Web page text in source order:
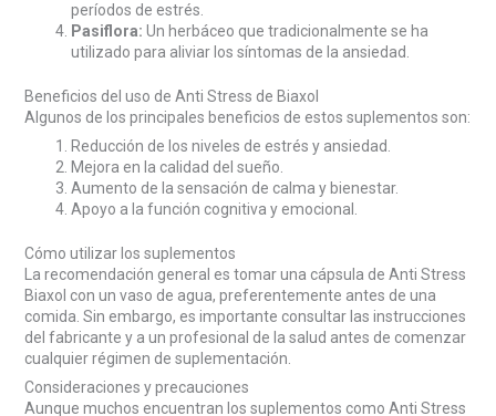
períodos de estrés.
Pasiflora: Un herbáceo que tradicionalmente se ha
utilizado para aliviar los síntomas de la ansiedad.
Beneficios del uso de Anti Stress de Biaxol
Algunos de los principales beneficios de estos suplementos son:
Reducción de los niveles de estrés y ansiedad.
Mejora en la calidad del sueño.
Aumento de la sensación de calma y bienestar.
Apoyo a la función cognitiva y emocional.
Cómo utilizar los suplementos
La recomendación general es tomar una cápsula de Anti Stress
Biaxol con un vaso de agua, preferentemente antes de una
comida. Sin embargo, es importante consultar las instrucciones
del fabricante y a un profesional de la salud antes de comenzar
cualquier régimen de suplementación.
Consideraciones y precauciones
Aunque muchos encuentran los suplementos como Anti Stress